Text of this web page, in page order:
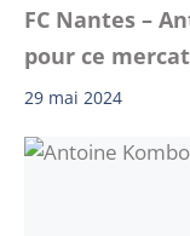
FC Nantes –
pour ce
29 mai 2024